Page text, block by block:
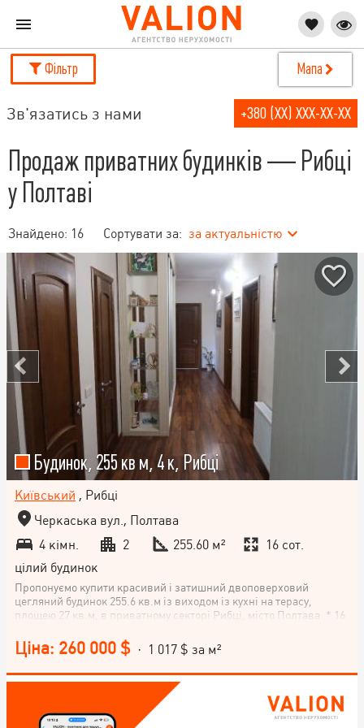
Фільтр Мапа
Зв'язатись з нами +380 (XX) XXX-XX-XX
Продаж приватних будинків — Рибці
у Полтаві
Знайдено: 16 Сортувати за: за актуальністю
Будинок, 255 кв м, 4 к, Рибці
Київський , Рибці
Черкаська вул., Полтава
4 кімн.
2 255.60 м²
16 сот.
цілий будинок
Пропонуємо купити красивий і затишний двоповерховий
цегляний будинок 255.6 кв.м із виходом із кухні на терасу,
площею 27 кв.м, в приватному секторі Рибці, місто Полтава. * 16
спальні кімнати, кухню-студію, 2 санвузли з ванною кімнатою на
першому і з проектом душевої кабіни на другому поверсі. *
Опалення індивідуальне Національна агенція нерухомості
VALION ( Полтава, Львів, Ужгород, Київ, Харків та ще 5 міст
України) пропонує сервіс купівлі нерухомості. * on-line огляд
ринку нерухомості створює розуміння ринку всього за 20-40
Ціна: 260 000 $ · 1 017 $ за м²